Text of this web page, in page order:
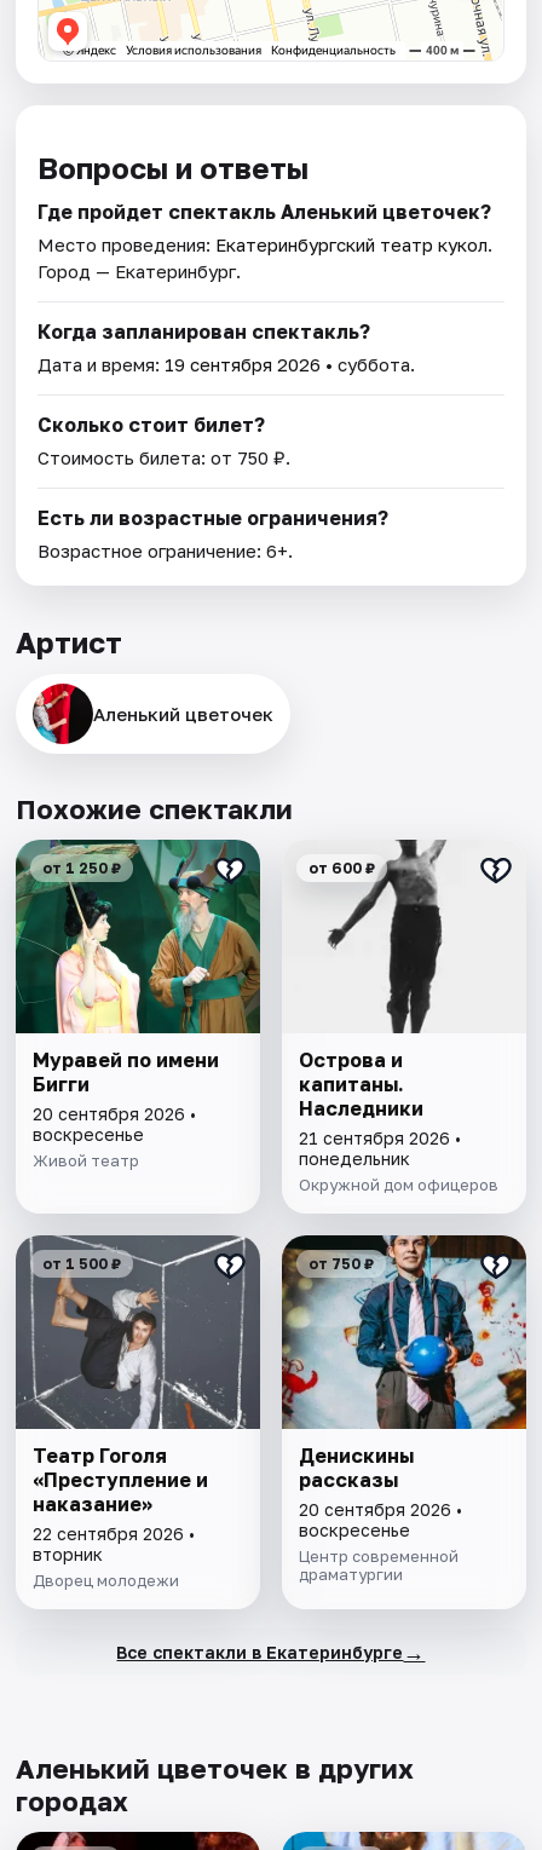
Вопросы и ответы
Где пройдет спектакль Аленький цветочек?
Место проведения: Екатеринбургский театр кукол.
Город — Екатеринбург.
Когда запланирован спектакль?
Дата и время: 19 сентября 2026 • суббота.
Сколько стоит билет?
Стоимость билета: от 750 ₽.
Есть ли возрастные ограничения?
Возрастное ограничение: 6+.
Артист
Аленький цветочек
Похожие спектакли
от 1 250 ₽
Муравей по имени
Бигги
20 сентября 2026 •
воскресенье
Живой театр
от 600 ₽
Острова и
капитаны.
Наследники
21 сентября 2026 •
понедельник
Окружной дом офицеров
от 1 500 ₽
Театр Гоголя
«Преступление и
наказание»
22 сентября 2026 •
вторник
Дворец молодежи
от 750 ₽
Денискины
рассказы
20 сентября 2026 •
воскресенье
Центр современной
драматургии
Все спектакли в Екатеринбурге →
Аленький цветочек в других
городах